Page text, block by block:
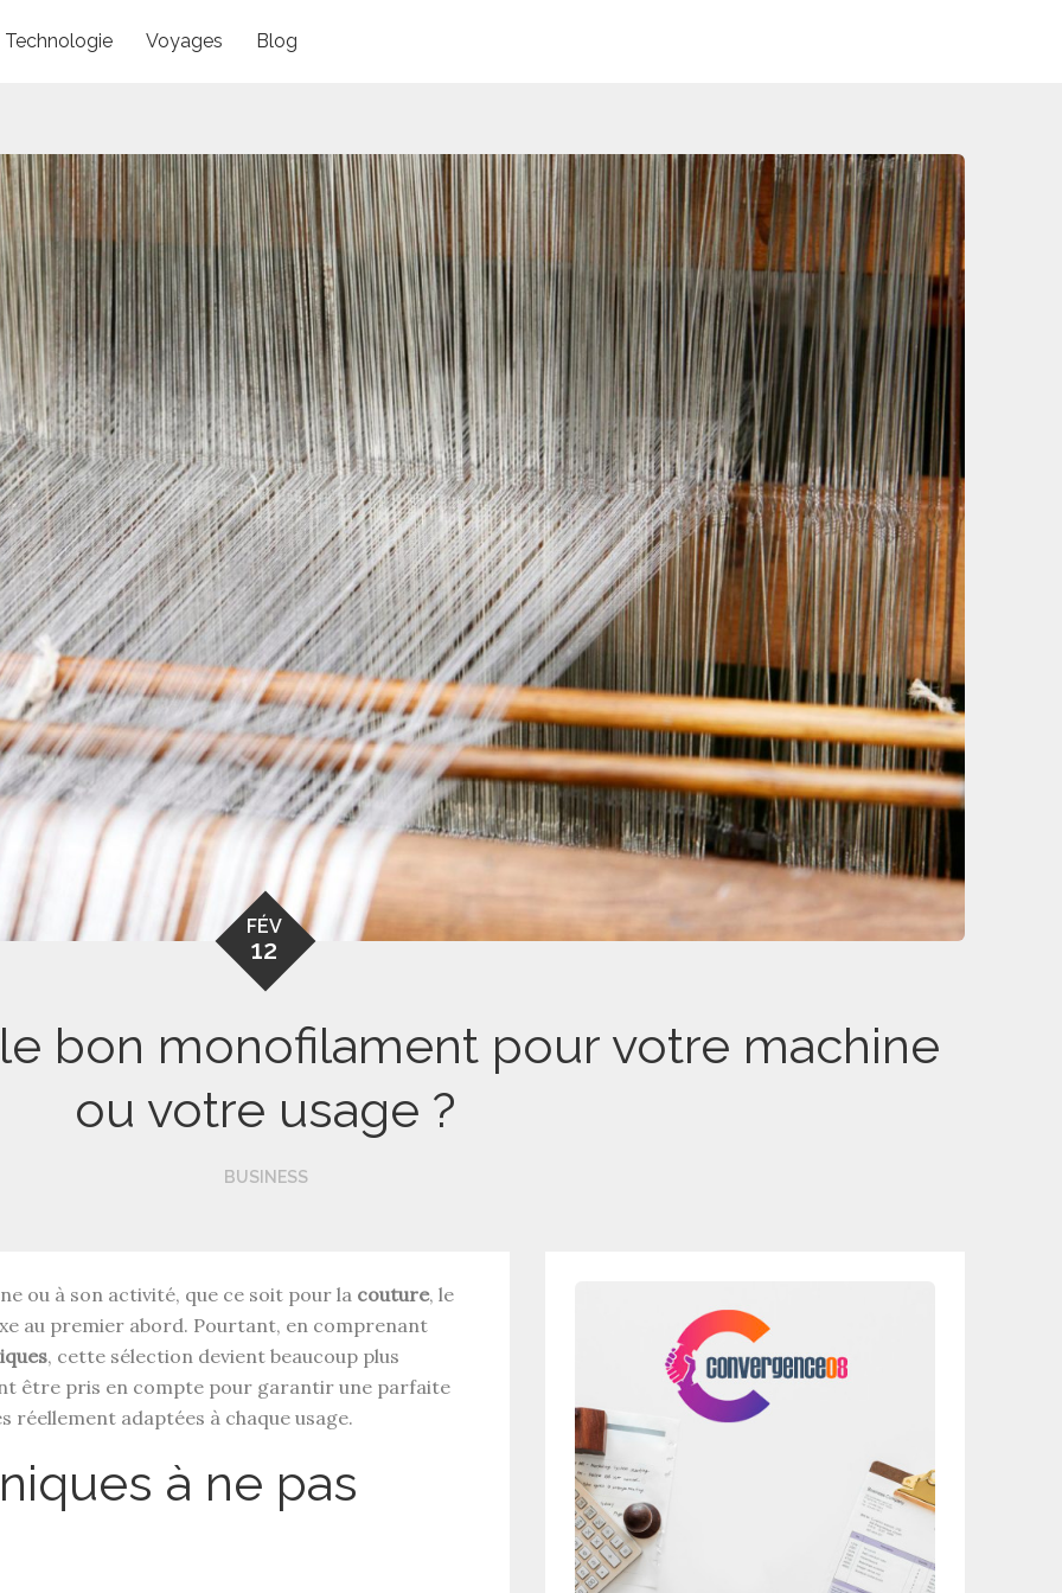
Technologie Voyages Blog
FÉV
12
bon monofilament pour votre machine
ou votre usage ?
BUSINESS
ou à son activité, que ce soit pour la couture, le
au premier abord. Pourtant, en comprenant
, cette sélection devient beaucoup plus
être pris en compte pour garantir une parfaite
adaptées à chaque usage.
à ne pas